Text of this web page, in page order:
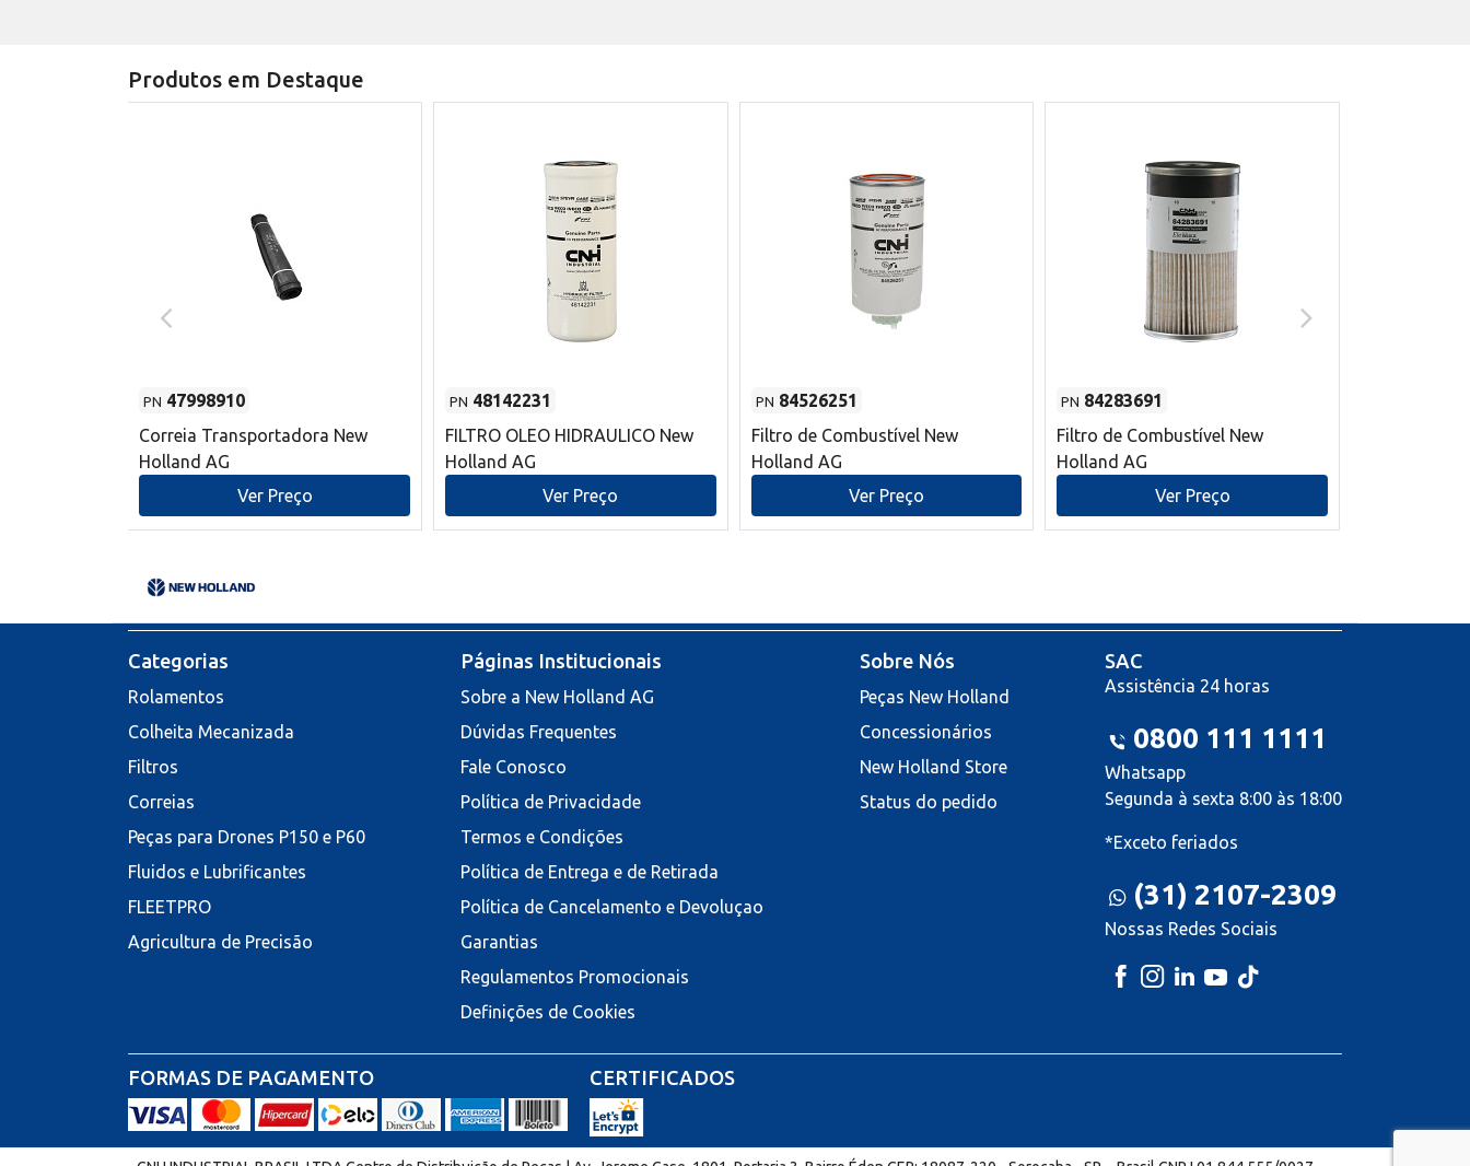
Produtos em Destaque
PN 47998910
Correia Transportadora New
Holland AG
Ver Preço
PN 48142231
FILTRO OLEO HIDRAULICO New
Holland AG
Ver Preço
PN 84526251
Filtro de Combustível New
Holland AG
Ver Preço
PN 84283691
Filtro de Combustível New
Holland AG
Ver Preço
Categorias
Rolamentos
Colheita Mecanizada
Filtros
Correias
Peças para Drones P150 e P60
Fluidos e Lubrificantes
FLEETPRO
Agricultura de Precisão
Páginas Institucionais
Sobre a New Holland AG
Dúvidas Frequentes
Fale Conosco
Política de Privacidade
Termos e Condições
Política de Entrega e de Retirada
Política de Cancelamento e Devoluçao
Garantias
Regulamentos Promocionais
Definições de Cookies
Sobre Nós
Peças New Holland
Concessionários
New Holland Store
Status do pedido
SAC
Assistência 24 horas
0800 111 1111
Whatsapp
Segunda à sexta 8:00 às 18:00
*Exceto feriados
(31) 2107-2309
Nossas Redes Sociais
FORMAS DE PAGAMENTO CERTIFICADOS